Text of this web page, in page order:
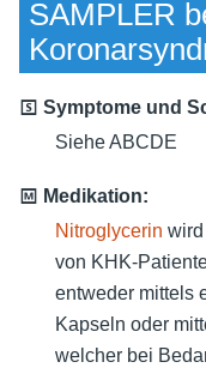
SAMPLER
🅂 Symptome und
Siehe ABCDE
🄼 Medikation:
Nitroglycerin
von KHK-
entweder mittels
Kapseln oder
welcher bei